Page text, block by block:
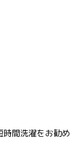
間洗濯をお勧